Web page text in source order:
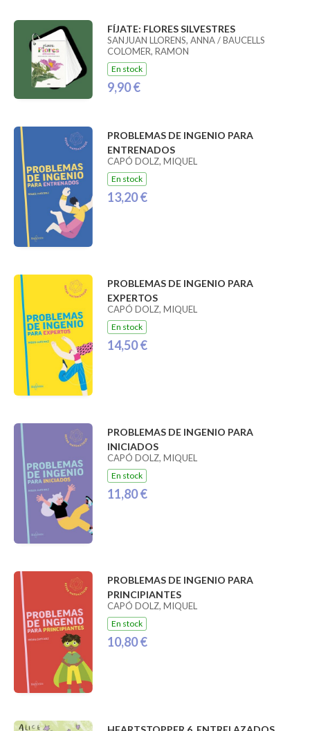
FÍJATE: FLORES SILVESTRES
SANJUAN LLORENS, ANNA / BAUCELLS
COLOMER, RAMON
En stock
9,90 €
PROBLEMAS DE INGENIO PARA
ENTRENADOS
CAPÓ DOLZ, MIQUEL
En stock
13,20 €
PROBLEMAS DE INGENIO PARA
EXPERTOS
CAPÓ DOLZ, MIQUEL
En stock
14,50 €
PROBLEMAS DE INGENIO PARA
INICIADOS
CAPÓ DOLZ, MIQUEL
En stock
11,80 €
PROBLEMAS DE INGENIO PARA
PRINCIPIANTES
CAPÓ DOLZ, MIQUEL
En stock
10,80 €